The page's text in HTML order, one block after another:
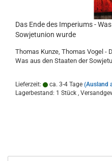
Das Ende des Imperiums -
Sowjetunion wurde
Thomas Kunze, Thomas Vogel -
Was aus den Staaten der
Lieferzeit: ca. 3-4 Tage (Ausland
Lagerbestand: 1 Stück ,